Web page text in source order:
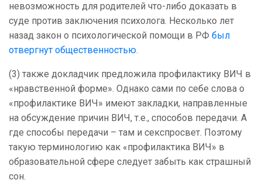
невозможность для родителей что-либо доказать в
суде против заключения психолога. Несколько лет
назад закон о психологической помощи в РФ был
отвергнут общественностью.
(3) также докладчик предложила профилактику ВИЧ в
«нравственной форме». Однако сами по себе слова о
«профилактике ВИЧ» имеют закладки, направленные
на обсуждение причин ВИЧ, т.е., способов передачи. А
где способы передачи – там и секспросвет. Поэтому
такую терминологию как «профилактика ВИЧ» в
образовательной сфере следует забыть как страшный
сон.